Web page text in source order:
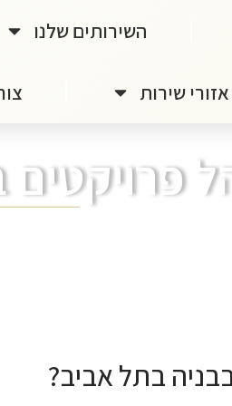
השירותים שלנו
אזורי שירות
בתל אביב?